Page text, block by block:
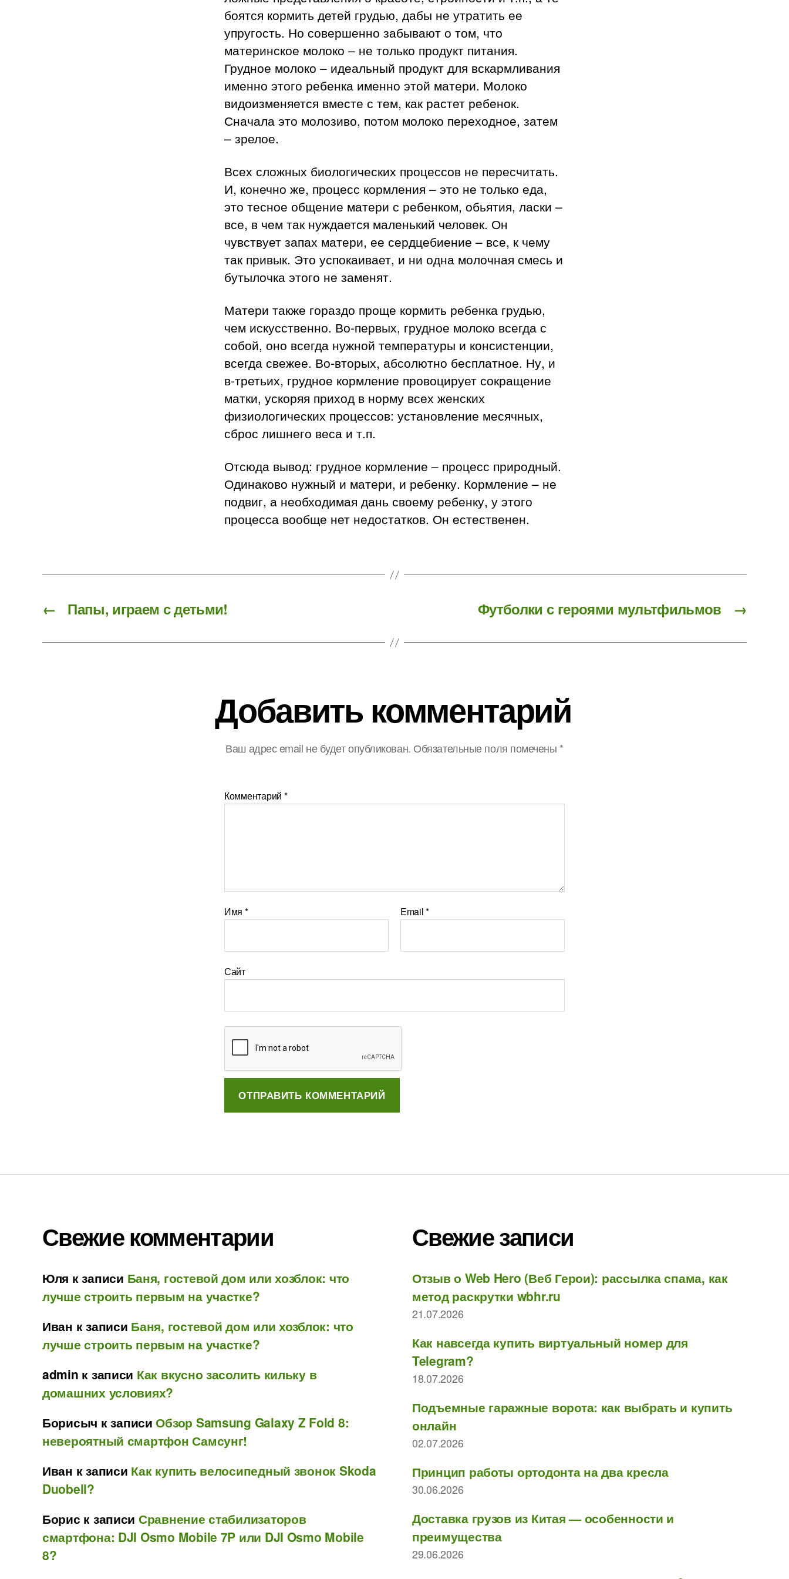
боятся кормить детей грудью, дабы не утратить ее
упругость. Но совершенно забывают о том, что
материнское молоко – не только продукт питания.
Грудное молоко – идеальный продукт для вскармливания
именно этого ребенка именно этой матери. Молоко
видоизменяется вместе с тем, как растет ребенок.
Сначала это молозиво, потом молоко переходное, затем
– зрелое.
Всех сложных биологических процессов не пересчитать.
И, конечно же, процесс кормления – это не только еда,
это тесное общение матери с ребенком, обьятия, ласки –
все, в чем так нуждается маленький человек. Он
чувствует запах матери, ее сердцебиение – все, к чему
так привык. Это успокаивает, и ни одна молочная смесь и
бутылочка этого не заменят.
Матери также гораздо проще кормить ребенка грудью,
чем искусственно. Во-первых, грудное молоко всегда с
собой, оно всегда нужной температуры и консистенции,
всегда свежее. Во-вторых, абсолютно бесплатное. Ну, и
в-третьих, грудное кормление провоцирует сокращение
матки, ускоряя приход в норму всех женских
физиологических процессов: установление месячных,
сброс лишнего веса и т.п.
Отсюда вывод: грудное кормление – процесс природный.
Одинаково нужный и матери, и ребенку. Кормление – не
подвиг, а необходимая дань своему ребенку, у этого
процесса вообще нет недостатков. Он естественен.
← Папы, играем с детьми! →
Футболки с героями мультфильмов
Добавить комментарий
Ваш адрес email не будет опубликован. Обязательные поля помечены *
Комментарий *
Имя * Email*
Сайт
Свежие комментарии
Юля к записи Баня, гостевой дом или хозблок: что
лучше строить первым на участке?
Иван к записи Баня, гостевой дом или хозблок: что
лучше строить первым на участке?
admin к записи Как вкусно засолить кильку в
домашних условиях?
Борисыч к записиОбзор Samsung Galaxy Z Fold 8:
невероятный смартфон Самсунг!
Иван к записи Как купить велосипедный звонок Skoda
Duobell?
Борис к записи Сравнение стабилизаторов
смартфона: DJI Osmo Mobile 7P или DJI Osmo Mobile
8?
Свежие записи
Отзыв о Web Hero (Веб Герои): рассылка спама, как
метод раскрутки wbhr.ru
21.07.2026
Как навсегда купить виртуальный номер для
Telegram?
18.07.2026
Подъемные гаражные ворота: как выбрать и купить
онлайн
02.07.2026
Принцип работы ортодонта на два кресла
30.06.2026
Доставка грузов из Китая — особенности и
преимущества
29.06.2026